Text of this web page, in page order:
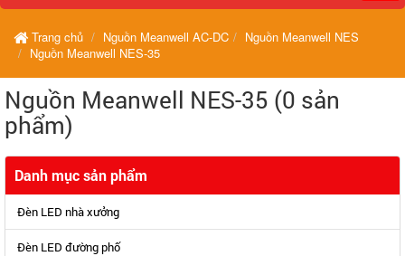
Trang chủ Nguồn Meanwell AC-DC
Nguồn Meanwell NES
Nguồn Meanwell NES-35
Nguồn Meanwell NES-35 (0 sản
phẩm)
Danh mục sản phẩm
Đèn LED nhà xưởng
Đèn LED đường phố